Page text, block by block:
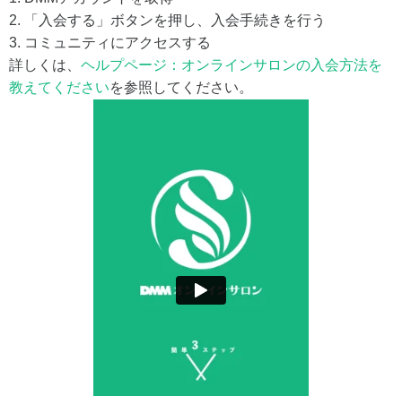
2. 「入会する」ボタンを押し、入会手続きを行う
3. コミュニティにアクセスする
詳しくは、 ヘルプページ：オンラインサロンの入会方法を
教えてくださいを参照してください。